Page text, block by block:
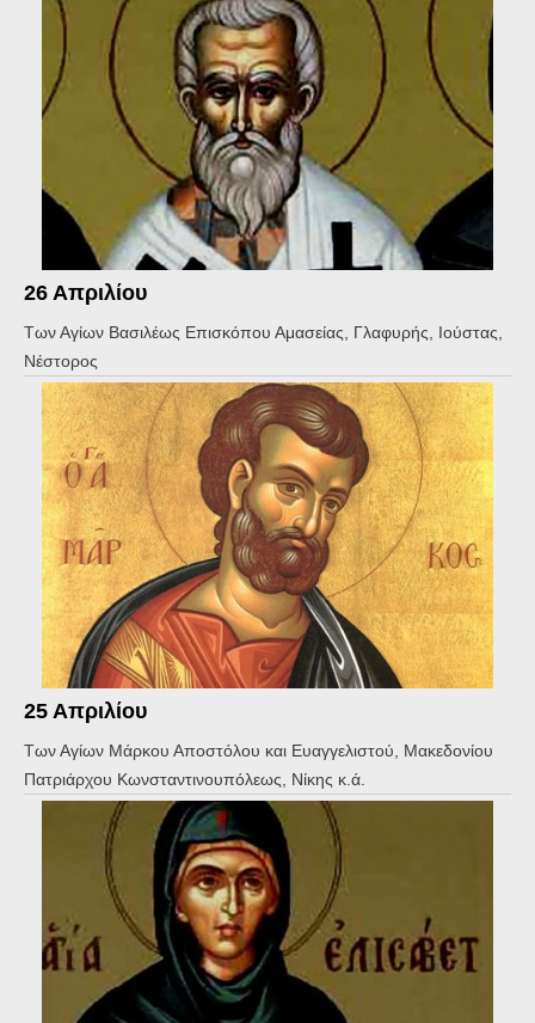
26 Απριλίου
Των Αγίων Βασιλέως Επισκόπου Αμασείας, Γλαφυρής, Ιούστας,
Νέστορος
25 Απριλίου
Των Αγίων Μάρκου Αποστόλου και Ευαγγελιστού, Μακεδονίου
Πατριάρχου Κωνσταντινουπόλεως, Νίκης κ.ά.